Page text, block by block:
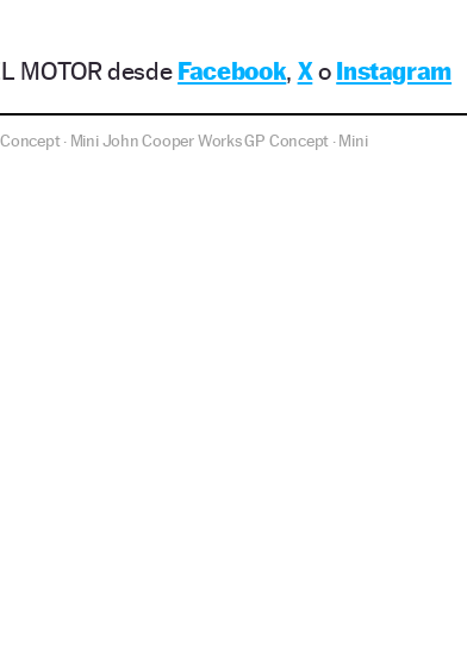
MOTOR desde Facebook, Xo Instagram
· Mini John Cooper Works GP Concept ·Mini